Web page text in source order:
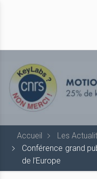
Accueil
Les
Conférence grand
de l’Europe